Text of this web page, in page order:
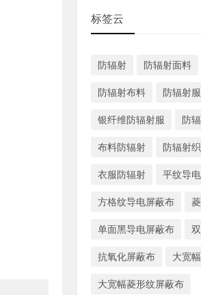
标签云
防辐射 防辐射面料
防辐射布料 防辐射服
银纤维防辐射服 防
布料防辐射 防辐射
衣服防辐射 平纹导
方格纹导电屏蔽布
单面黑导电屏蔽布
抗氧化屏蔽布 大宽
大宽幅菱形纹屏蔽布